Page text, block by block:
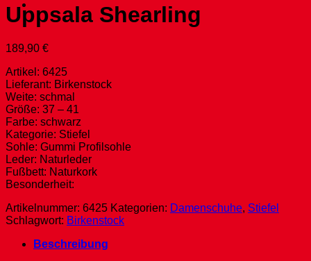
Uppsala Shearling
189,90 €
Artikel: 6425
Lieferant: Birkenstock
Weite: schmal
Größe: 37 – 41
Farbe: schwarz
Kategorie: Stiefel
Sohle: Gummi Profilsohle
Leder: Naturleder
Fußbett: Naturkork
Besonderheit:
Artikelnummer: 6425 Kategorien: Damenschuhe, Stiefel
Schlagwort: Birkenstock
Beschreibung